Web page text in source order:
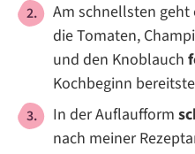
Am schnellsten geht
die Tomaten,
und den Knoblauch
Kochbeginn
In der Auflaufform
nach meiner